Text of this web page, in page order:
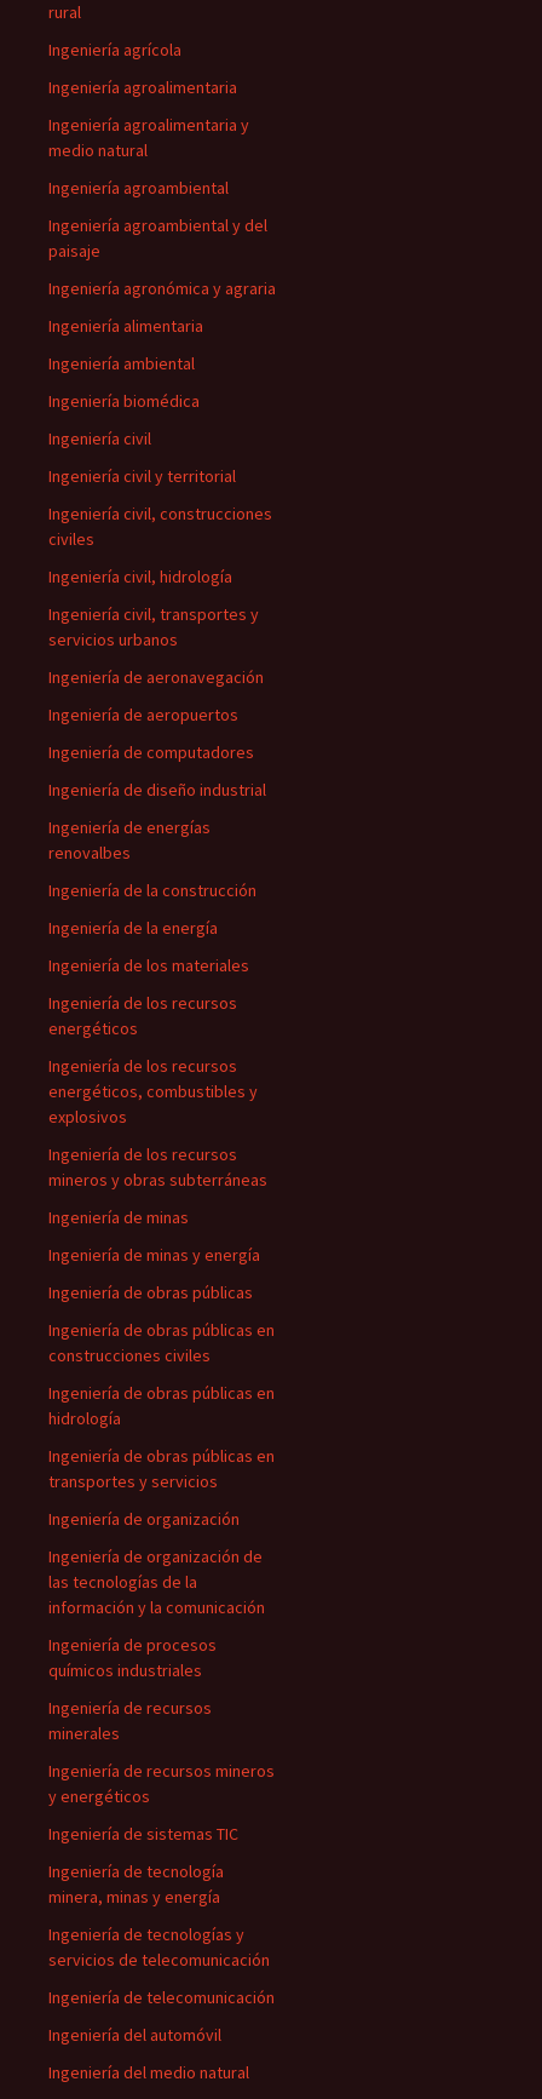
rural
Ingeniería agrícola
Ingeniería agroalimentaria
Ingeniería agroalimentaria y
medio natural
Ingeniería agroambiental
Ingeniería agroambiental y del
paisaje
Ingeniería agronómica y agraria
Ingeniería alimentaria
Ingeniería ambiental
Ingeniería biomédica
Ingeniería civil
Ingeniería civil y territorial
Ingeniería civil, construcciones
civiles
Ingeniería civil, hidrología
Ingeniería civil, transportes y
servicios urbanos
Ingeniería de aeronavegación
Ingeniería de aeropuertos
Ingeniería de computadores
Ingeniería de diseño industrial
Ingeniería de energías
renovalbes
Ingeniería de la construcción
Ingeniería de la energía
Ingeniería de los materiales
Ingeniería de los recursos
energéticos
Ingeniería de los recursos
energéticos, combustibles y
explosivos
Ingeniería de los recursos
mineros y obras subterráneas
Ingeniería de minas
Ingeniería de minas y energía
Ingeniería de obras públicas
Ingeniería de obras públicas en
construcciones civiles
Ingeniería de obras públicas en
hidrología
Ingeniería de obras públicas en
transportes y servicios
Ingeniería de organización
Ingeniería de organización de
las tecnologías de la
información y la comunicación
Ingeniería de procesos
químicos industriales
Ingeniería de recursos
minerales
Ingeniería de recursos mineros
y energéticos
Ingeniería de sistemas TIC
Ingeniería de tecnología
minera, minas y energía
Ingeniería de tecnologías y
servicios de telecomunicación
Ingeniería de telecomunicación
Ingeniería del automóvil
Ingeniería del medio natural